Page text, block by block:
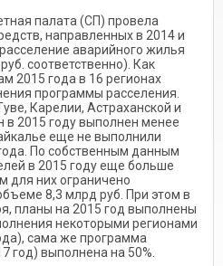
палата (СП) провела
направленных в 2014 и
аварийного жилья
соответственно). Как
2015 года в 16 регионах
программы расселения.
Карелии, Астраханской и
в 2015 году выполнен менее
еще не выполнили
По собственным данным
в 2015 году еще больше
для них ограничено
8,3 млрд руб. При этом в
планы на 2015 год выполнены
некоторыми регионами
сама же программа
год) выполнена на 50%.